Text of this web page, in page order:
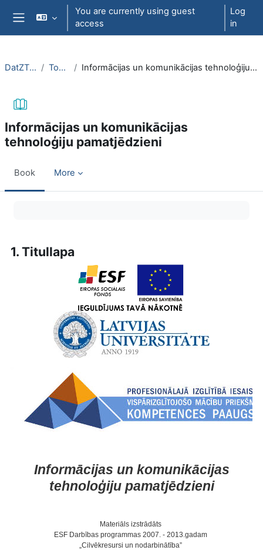
Skip to main content
You are currently using guest
access
Log
in
DatZT008 Topic 1 Informācijas un komunikācijas tehnoloģiju pamatjēdzieni
Informācijas un komunikācijas
tehnoloģiju pamatjēdzieni
Book More
1. Titullapa
Informācijas un komunikācijas
tehnoloģiju pamatjēdzieni
Materiāls izstrādāts
ESF Darbības programmas 2007. - 2013.gadam
„Cilvēkresursi un nodarbinātība”